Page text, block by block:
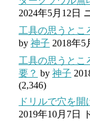
2024年5月12日
工具の思うと
by 神子 2018年5
工具の思うと
要？ by 神子
(2,346)
ドリルで穴を開
2019年10月7日